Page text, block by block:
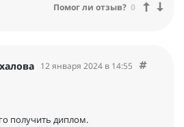
Помог ли отзыв? 0
12 января 2024 в 14:55
получить диплом.